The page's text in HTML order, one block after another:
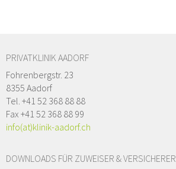
PRIVATKLINIK AADORF
Fohrenbergstr. 23
8355 Aadorf
Tel. +41 52 368 88 88
Fax +41 52 368 88 99
info(at)klinik-aadorf.ch
DOWNLOADS FÜR ZUWEISER & VERSICHERER